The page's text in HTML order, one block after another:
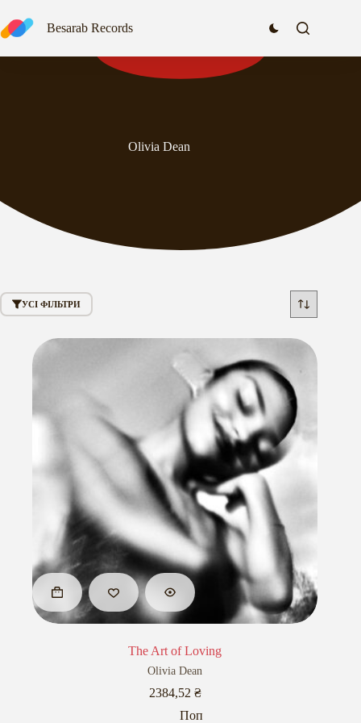
до
вмісту
Besarab Records
Olivia Dean
УСІ ФІЛЬТРИ
The Art of Loving
Olivia Dean
2384,52 ₴
Поп